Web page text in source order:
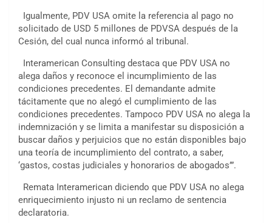
Igualmente, PDV USA omite la referencia al pago no
solicitado de USD 5 millones de PDVSA después de la
Cesión, del cual nunca informó al tribunal.
Interamerican Consulting destaca que PDV USA no
alega daños y reconoce el incumplimiento de las
condiciones precedentes. El demandante admite
tácitamente que no alegó el cumplimiento de las
condiciones precedentes. Tampoco PDV USA no alega la
indemnización y se limita a manifestar su disposición a
buscar daños y perjuicios que no están disponibles bajo
una teoría de incumplimiento del contrato, a saber,
‘gastos, costas judiciales y honorarios de abogados’”.
Remata Interamerican diciendo que PDV USA no alega
enriquecimiento injusto ni un reclamo de sentencia
declaratoria.